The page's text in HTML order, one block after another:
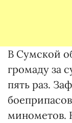
В Сумской
громаду за
пять раз.
минометов.